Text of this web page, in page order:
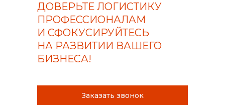
ДОВЕРЬТЕ ЛОГИСТИКУ
ПРОФЕССИОНАЛАМ
И СФОКУСИРУЙТЕСЬ
НА РАЗВИТИИ ВАШЕГО
БИЗНЕСА!
Заказать звонок